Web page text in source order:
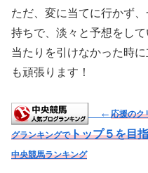
ただ、変に当てに行かず
持ちで、淡々と予想をし
当たりを引けなかった時
も頑張ります！
← 応援のク
グランキングでトップ５を目
中央競馬ランキング